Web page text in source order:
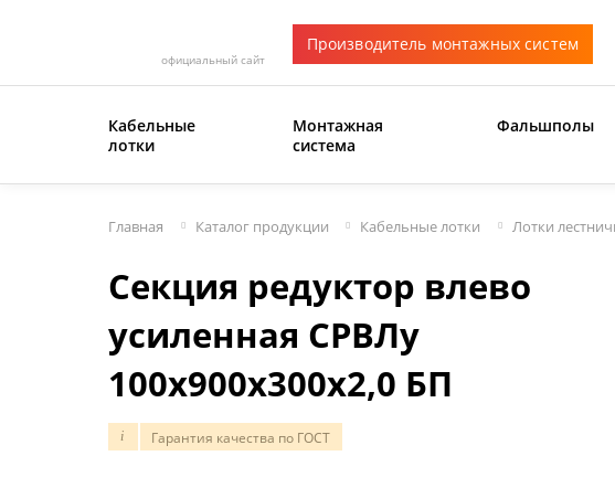
официальный сайт
Производитель монтажных систем
Кабельные
лотки
Монтажная
система
Фальшполы
Главная Каталог продукции Кабельные лотки Лотки
Секция редуктор влево
усиленная СРВЛу
100х900х300х2,0 БП
i Гарантия качества по ГОСТ